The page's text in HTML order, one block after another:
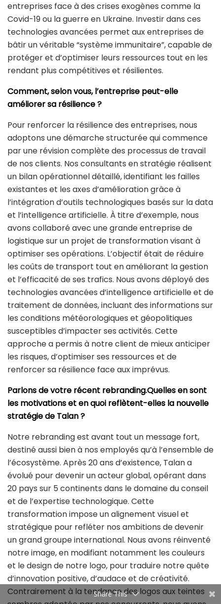
entreprises face à des crises exogènes comme la
Covid-19 ou la guerre en Ukraine. Investir dans ces
technologies avancées permet aux entreprises de
bâtir un véritable “système immunitaire”, capable de
protéger et d’optimiser leurs ressources tout en les
rendant plus compétitives et résilientes.
Comment, selon vous, l’entreprise peut-elle
améliorer sa résilience ?
Pour renforcer la résilience des entreprises, nous
adoptons une démarche structurée qui commence
par une révision complète des processus de travail
de nos clients. Nos consultants en stratégie réalisent
un bilan opérationnel détaillé, identifiant les failles
existantes et les axes d’amélioration grâce à
l’intégration d’outils technologiques basés sur la data
et l’intelligence artificielle. À titre d’exemple, nous
avons collaboré avec une grande entreprise de
logistique sur un projet de transformation visant à
optimiser ses opérations. L’objectif était de réduire
les coûts de transport tout en améliorant la gestion
et l’efficacité de ses trafics. Nous avons déployé des
technologies avancées d’intelligence artificielle et de
traitement de données, incluant des informations sur
les conditions météorologiques et géopolitiques
susceptibles d’impacter ses activités. Cette
approche a permis à notre client de mieux anticiper
les risques, d’optimiser ses ressources et de
renforcer sa résilience face aux imprévus.
Parlons de votre récent rebranding.Quelles en sont
les motivations et en quoi reflètent-elles la nouvelle
stratégie de Talan ?
Notre rebranding est avant tout un message fort,
destiné aussi bien à nos employés qu’à l’ensemble de
l’écosystème. Après 20 ans d’existence, Talan a
évolué pour devenir un acteur global, opérant dans
20 pays sur 5 continents dans le domaine du conseil
et de l’expertise technologique. Cette
transformation impose un alignement visuel et
stratégique pour refléter nos ambitions de devenir
un grand groupe international. Nous avons réinventé
notre image, en modifiant notamment les couleurs
et le design de notre logo, pour traduire notre quête
d’innovation positive, d’audace et de créativité.
Contrairement à la tendance des logos aux teintes
Share This